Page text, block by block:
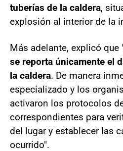
tuberías de la caldera,
explosión al interior de la
Más adelante, explicó que
se reporta únicamente el
la caldera. De manera
especializado y los
activaron los protocolos
correspondientes para
del lugar y establecer las
ocurrido".